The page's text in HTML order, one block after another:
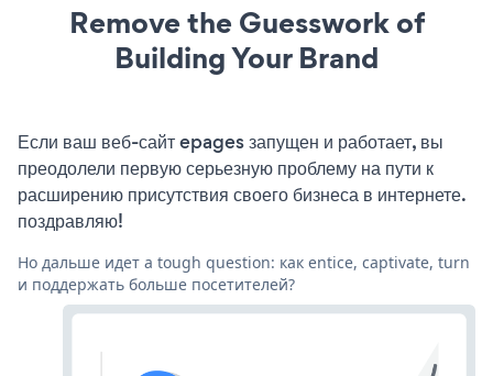
Remove the Guesswork of
Building Your Brand
Если ваш веб-сайт epages запущен и работает, вы
преодолели первую серьезную проблему на пути к
расширению присутствия своего бизнеса в интернете.
поздравляю!
Но дальше идет a tough question: как entice, captivate, turn
и поддержать больше посетителей?